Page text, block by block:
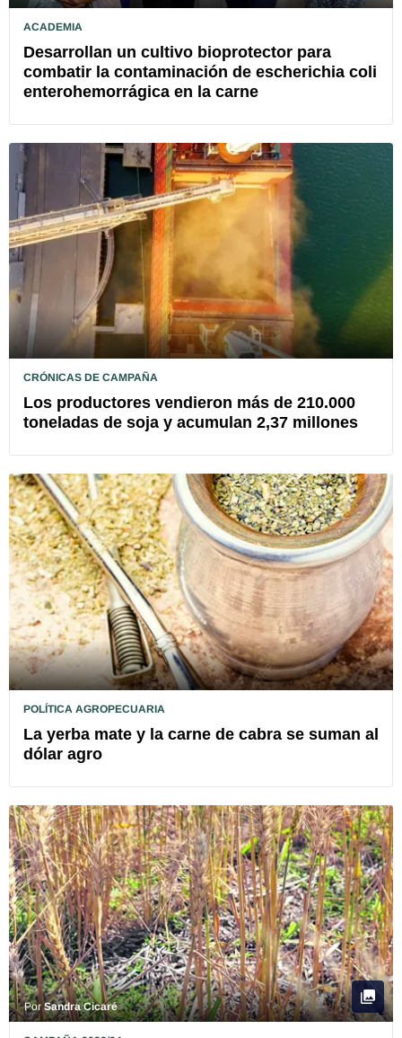
ACADEMIA
Desarrollan un cultivo bioprotector para
combatir la contaminación de escherichia coli
enterohemorrágica en la carne
CRÓNICAS DE CAMPAÑA
Los productores vendieron más de 210.000
toneladas de soja y acumulan 2,37 millones
POLÍTICA AGROPECUARIA
La yerba mate y la carne de cabra se suman al
dólar agro
PorSandra Cicaré